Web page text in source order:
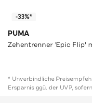
-33%*
PUMA
* Unverbindliche
Ersparnis ggü. der UVP,